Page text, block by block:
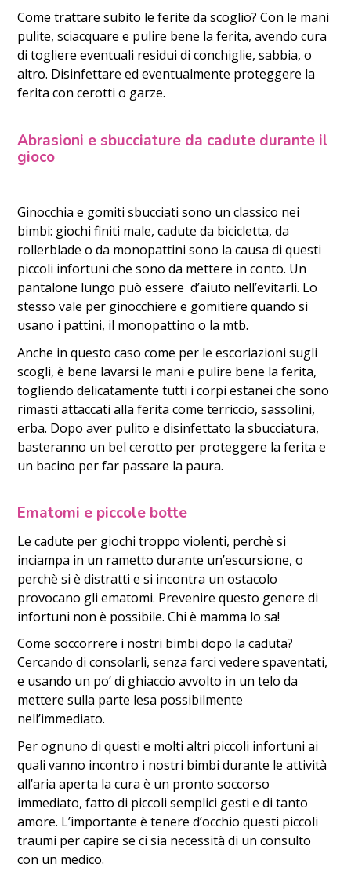
Come trattare subito le ferite da scoglio? Con le mani
pulite, sciacquare e pulire bene la ferita, avendo cura
di togliere eventuali residui di conchiglie, sabbia, o
altro. Disinfettare ed eventualmente proteggere la
ferita con cerotti o garze.
Abrasioni e sbucciature da cadute durante il
gioco
Ginocchia e gomiti sbucciati sono un classico nei
bimbi: giochi finiti male, cadute da bicicletta, da
rollerblade o da monopattini sono la causa di questi
piccoli infortuni che sono da mettere in conto. Un
pantalone lungo può essere d’aiuto nell’evitarli. Lo
stesso vale per ginocchiere e gomitiere quando si
usano i pattini, il monopattino o la mtb.
Anche in questo caso come per le escoriazioni sugli
scogli, è bene lavarsi le mani e pulire bene la ferita,
togliendo delicatamente tutti i corpi estanei che sono
rimasti attaccati alla ferita come terriccio, sassolini,
erba. Dopo aver pulito e disinfettato la sbucciatura,
basteranno un bel cerotto per proteggere la ferita e
un bacino per far passare la paura.
Ematomi e piccole botte
Le cadute per giochi troppo violenti, perchè si
inciampa in un rametto durante un’escursione, o
perchè si è distratti e si incontra un ostacolo
provocano gli ematomi. Prevenire questo genere di
infortuni non è possibile. Chi è mamma lo sa!
Come soccorrere i nostri bimbi dopo la caduta?
Cercando di consolarli, senza farci vedere spaventati,
e usando un po’ di ghiaccio avvolto in un telo da
mettere sulla parte lesa possibilmente
nell’immediato.
Per ognuno di questi e molti altri piccoli infortuni ai
quali vanno incontro i nostri bimbi durante le attività
all’aria aperta la cura è un pronto soccorso
immediato, fatto di piccoli semplici gesti e di tanto
amore. L’importante è tenere d’occhio questi piccoli
traumi per capire se ci sia necessità di un consulto
con un medico.